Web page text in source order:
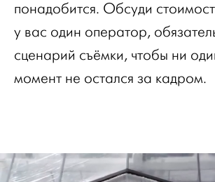
понадобится. Обсуди
у вас один оператор,
сценарий съёмки, чтобы ни
момент не остался за кадром.